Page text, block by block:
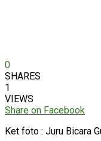
0
SHARES
1
VIEWS
Share on Facebook
Ket foto : Juru Bicara